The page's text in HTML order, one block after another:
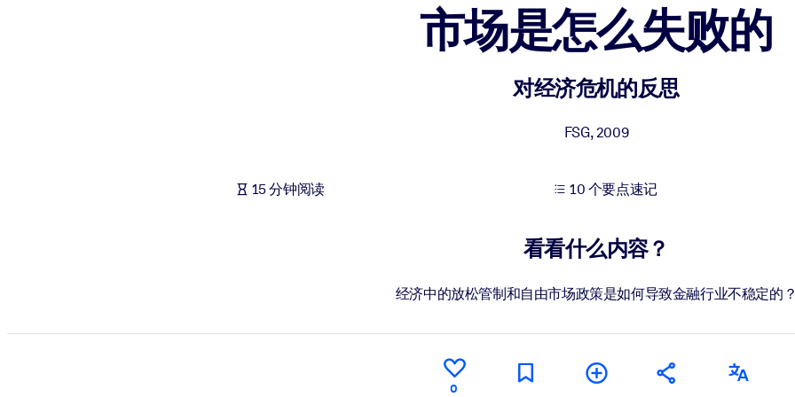
利用可靠、结构化的知识为您的人工智能系统提供动力，以改善输出结果。
市场是怎么失败的
对经济危机的反思
FSG,2009
15 分钟阅读 10 个要点速记
看看什么内容？
经济中的放松管制和自由市场政策是如何导致金融行业不稳定的？
0